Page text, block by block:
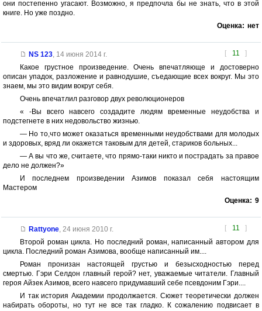
они постепенно угасают. Возможно, я предпочла бы не знать, что в этой
книге. Но уже поздно.
Оценка: нет
[ 11 ]
NS 123, 14 июня 2014 г.
Какое грустное произведение. Очень впечатляюще и достоверно
описан упадок, разложение и равнодушие, съедающие всех вокруг. Мы это
знаем, мы это видим вокруг себя.
Очень впечатлил разговор двух революционеров
« -Вы всего навсего создадите людям временные неудобства и
подстегнете в них недовольство жизнью.
— Но то,что может оказаться временными неудобствами для молодых
и здоровых, вряд ли окажется таковым для детей, стариков больных...
— А вы что же, считаете, что прямо-таки никто и пострадать за правое
дело не должен?»
И последнем произведении Азимов показал себя настоящим
Мастером
Оценка: 9
[ 11 ]
Rattyone, 24 июня 2010 г.
Второй роман цикла. Но последний роман, написанный автором для
цикла. Последний роман Азимова, вообще написанный им....
Роман пронизан настоящей грустью и безысходностью перед
смертью. Гэри Селдон главный герой? нет, уважаемые читатели. Главный
героя Айзек Азимов, всего навсего придумавший себе псевдоним Гэри....
И так история Академии продолжается. Сюжет теоретически должен
набирать обороты, но тут не все так гладко. К сожалению подвисает в